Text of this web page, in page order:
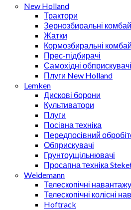
New Holland
Трактори
Зернозбиральні
Жатки
Кормозбиральні
Прес-підбирачі
Самохідні обприскувачі
Плуги New Holland
Lemken
Дискові борони
Культиватори
Плуги
Посівна техніка
Передпосівний
Обприскувачі
Грунтоущільнювачі
Просапна техніка
Weidemann
Телескопічні
Телескопічні колісні
Hoftrack